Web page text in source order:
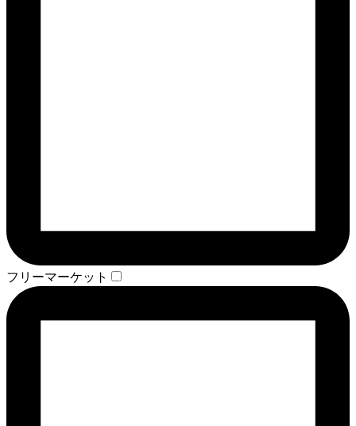
フリーマーケット